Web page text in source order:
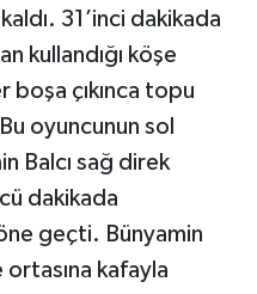
31’inci dakikada
kullandığı köşe
boşa çıkınca topu
oyuncunun sol
Balcı sağ direk
dakikada
geçti. Bünyamin
ortasına kafayla